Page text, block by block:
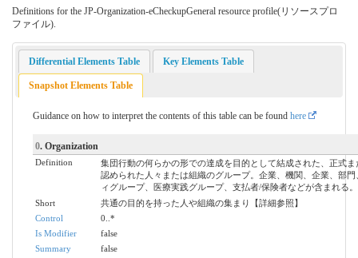
Definitions for the JP-Organization-eCheckupGeneral resource profile(リソースプロ
ファイル).
Differential Elements Table Key Elements Table
Snapshot Elements Table
Guidance on how to interpret the contents of this table can be found here
0. Organization
Definition
集団行動の何らかの形での達成を目的として結成された、正式ま
認められた人々または組織のグループ。企業、機関、企業、部門
ィグループ、医療実践グループ、支払者/保険者などが含まれる。
Short
共通の目的を持った人や組織の集まり【詳細参照】
Control
0..*
Is Modifier
false
Summary
false